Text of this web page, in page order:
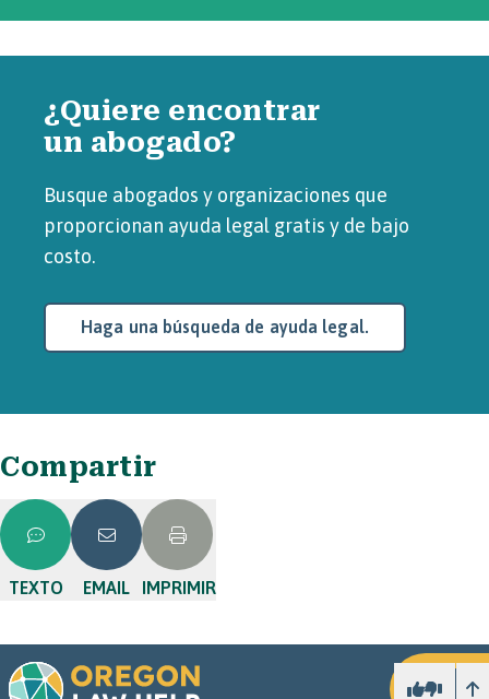
¿Quiere encontrar
un abogado?
Busque abogados y organizaciones que
proporcionan ayuda legal gratis y de bajo
costo.
Haga una búsqueda de ayuda legal.
Compartir
TEXTO EMAIL IMPRIMIR